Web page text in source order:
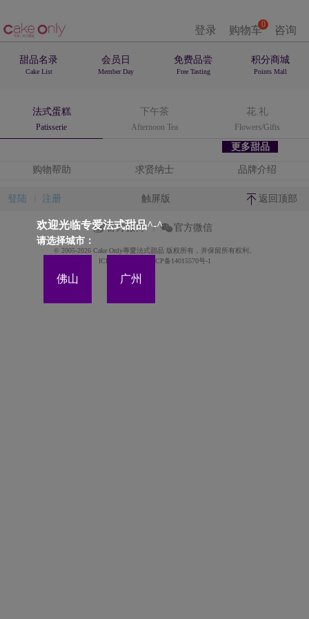
登录 0
购物车 咨询
甜品名录
Cake List
会员日
Member Day
免费品尝
Free Tasting
积分商城
Points Mall
法式蛋糕
Patisserie
下午茶
Afternoon Tea
花.礼
Flowers/Gifts
更多甜品
欢迎光临专爱法式甜品^-^
请选择城市：
佛山 广州
购物帮助 求贤纳士 品牌介绍
登陆 注册 触屏版 返回顶部
官方微博 官方微信
© 2005-2026 Cake Only專愛法式甜品 版权所有，并保留所有权利。
ICP备案证书号:粤ICP备14015570号-1